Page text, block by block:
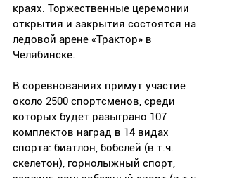
краях. Торжественные церемонии
открытия и закрытия состоятся на
ледовой арене «Трактор» в
Челябинске.
В соревнованиях примут участие
около 2500 спортсменов, среди
которых будет разыграно 107
комплектов наград в 14 видах
спорта: биатлон, бобслей (в т.ч.
скелетон), горнолыжный спорт,